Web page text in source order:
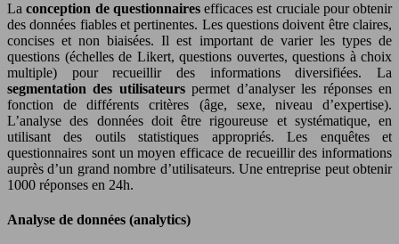
Laconception de questionnaires efficaces est cruciale pour obtenir
des données fiables et pertinentes. Les questions doivent être claires,
concises et non biaisées. Il est important de varier les types de
questions (échelles de Likert, questions ouvertes, questions à choix
multiple) pour recueillir des informations diversifiées. La
segmentation des utilisateurspermet d’analyser les réponses en
fonction de différents critères (âge, sexe, niveau d’expertise).
L’analyse des données doit être rigoureuse et systématique, en
utilisant des outils statistiques appropriés. Les enquêtes et
questionnaires sont un moyen efficace de recueillir des informations
auprès d’un grand nombre d’utilisateurs. Une entreprise peut obtenir
1000 réponses en 24h.
Analyse de données (analytics)